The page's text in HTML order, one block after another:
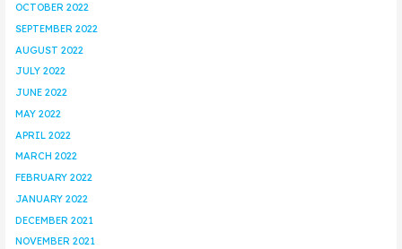
OCTOBER 2022
SEPTEMBER 2022
AUGUST 2022
JULY 2022
JUNE 2022
MAY 2022
APRIL 2022
MARCH 2022
FEBRUARY 2022
JANUARY 2022
DECEMBER 2021
NOVEMBER 2021